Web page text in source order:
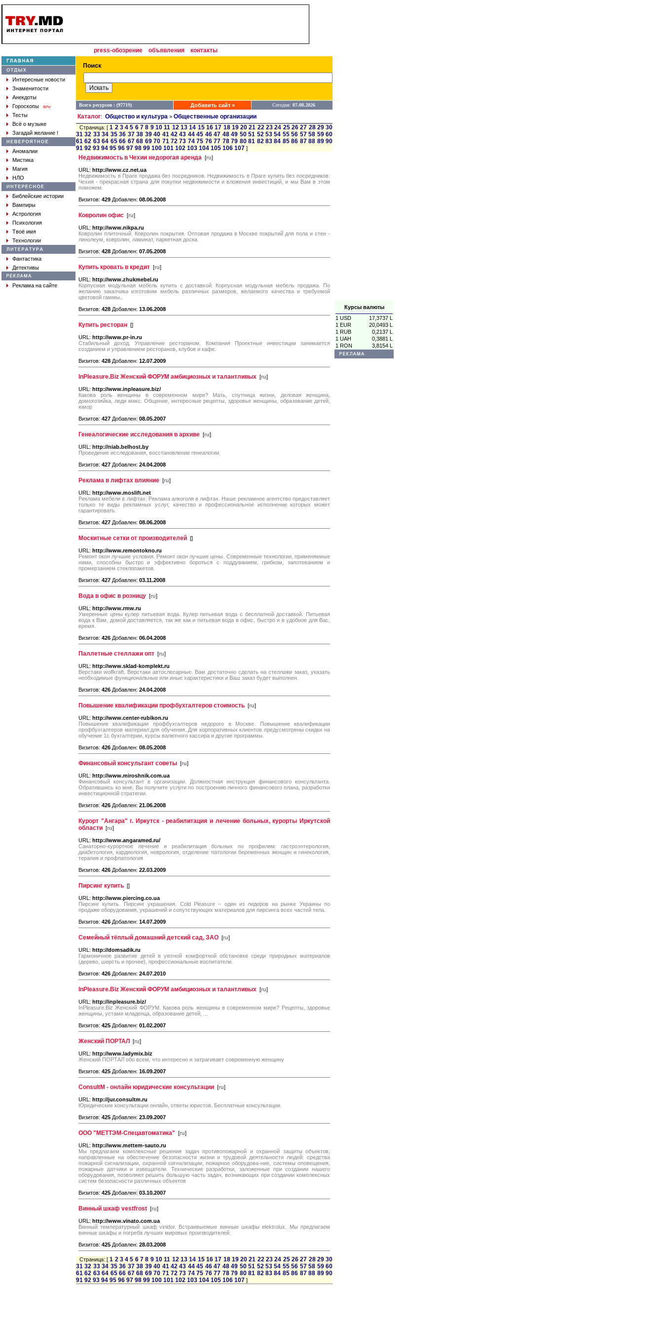
Курсы валюты
1 USD
17,3737 L
1 EUR
20,0493 L
1 RUB
0,2137 L
1 UAH
0,3881 L
1 RON
3,8154 L
press-обозрение объявления контакты
Интересные новости
Знаменитости
Анекдоты
Гороскопы
new
Тесты
Всё о музыке
Загадай желание !
Аномалии
Мистика
Магия
НЛО
Библейские истории
Вампиры
Астрология
Психология
Твоё имя
Технологии
Фантастика
Детективы
Реклама на сайте
Всего ресурсов : (97719) Добавить сайт » Сегодня: 07.08.2026
Каталог: Общество и культура > Общественные организации
Страница: [1 2 3 4 5 6 7 8 9 10 11 12 13 14 15 16 17 18 19 20 21 22 23 24 25 26 27 28 29 30
31 32 33 34 35 36 37 38 39 40 41 42 43 44 45 46 47 48 49 50 51 52 53 54 55 56 57 58 59 60
61 62 63 64 65 66 67 68 69 70 71 72 73 74 75 76 77 78 79 80 81 82 83 84 85 86 87 88 89 90
91 92 93 94 95 96 97 98 99 100 101 102 103 104 105 106 107 ]
Недвижимость в Чехии недорогая аренда [ru]
URL: http://www.cz.net.ua
Недвижимость в Праге продажа без посредников. Недвижимость в Праге купить без посредников.
Чехия - прекрасная страна для покупки недвижимости и вложения инвестиций, и мы Вам в этом
поможем.
Визитов: 429 Добавлен: 08.06.2008
Ковролин офис [ru]
URL: http://www.nikpa.ru
Ковролин плиточный. Ковролин покрытия. Оптовая продажа в Москве покрытий для пола и стен -
линолеум, ковролин, ламинат, паркетная доска.
Визитов: 428 Добавлен: 07.05.2008
Купить кровать в кредит [ru]
URL: http://www.zhukmebel.ru
Корпусная модульная мебель купить с доставкой. Корпусная модульная мебель продажа. По
желанию заказчика изготовим мебель различных размеров, желаемого качества и требуемой
цветовой гаммы..
Визитов: 428 Добавлен: 13.06.2008
Купить ресторан []
URL: http://www.pr-in.ru
Стабильный доход. Управление рестораном. Компания Проектные инвестиции занимается
созданием и управлением ресторанов, клубов и кафе.
Визитов: 428 Добавлен: 12.07.2009
InPleasure.Biz Женский ФОРУМ амбициозных и талантливых [ru]
URL: http://www.inpleasure.biz/
Какова роль женщины в современном мире? Мать, спутница жизни, деловая женщина,
домохозяйка, леди микс. Общение, интересные рецепты, здоровье женщины, образование детей,
юмор
Визитов: 427 Добавлен: 08.05.2007
Генеалогические исследования в архиве [ru]
URL: http://niab.belhost.by
Проведение исследования, восстановление генеалогии.
Визитов: 427 Добавлен: 24.04.2008
Реклама в лифтах влияние [ru]
URL: http://www.moslift.net
Реклама мебели в лифтах. Реклама алкоголя в лифтах. Наше рекламное агентство предоставляет
только те виды рекламных услуг, качество и профессиональное исполнение которых может
гарантировать.
Визитов: 427 Добавлен: 08.06.2008
Москитные сетки от производителей []
URL: http://www.remontokno.ru
Ремонт окон лучшие условия. Ремонт окон лучшие цены. Современные технологии, применяемые
нами, способны быстро и эффективно бороться с поддуванием, грибком, запотеванием и
промерзанием стеклопакетов.
Визитов: 427 Добавлен: 03.11.2008
Вода в офис в розницу [ru]
URL: http://www.rmw.ru
Умеренные цены кулер питьевая вода. Кулер питьевая вода с бесплатной доставкой. Питьевая
вода к Вам, домой доставляется, так же как и питьевая вода в офис, быстро и в удобное для Вас,
время.
Визитов: 426 Добавлен: 06.04.2008
Паллетные стеллажи опт [ru]
URL: http://www.sklad-komplekt.ru
Верстаки wolfkraft. Верстаки автослесарные. Вам достаточно сделать на стеллажи заказ, указать
необходимые функциональные или иные характеристики и Ваш заказ будет выполнен.
Визитов: 426 Добавлен: 24.04.2008
Повышение квалификации профбухгалтеров стоимость [ru]
URL: http://www.center-rubikon.ru
Повышение квалификации профбухгалтеров недорого в Москве. Повышение квалификации
профбухгалтеров материал для обучения. Для корпоративных клиентов предусмотрены скидки на
обучение 1с бухгалтерии, курсы валютного кассира и другие программы.
Визитов: 426 Добавлен: 08.05.2008
Финансовый консультант советы [ru]
URL: http://www.miroshnik.com.ua
Финансовый консультант в организации. Должностная инструкция финансового консультанта.
Обратившись ко мне, Вы получите услуги по построению личного финансового плана, разработки
инвестиционной стратегии.
Визитов: 426 Добавлен: 21.06.2008
Курорт "Ангара" г. Иркутск - реабилитация и лечение больных, курорты Иркутской
области [ru]
URL: http://www.angaramed.ru/
Cанаторно-курортное лечение и реабилитация больных по профилям: гастроэнтерология,
диабетология, кардиология, неврология, отделение патологии беременных женщин и гинекология,
терапия и профпатология
Визитов: 426 Добавлен: 22.03.2009
Пирсинг купить []
URL: http://www.piercing.co.ua
Пирсинг купить. Пирсинг украшения. Cold Pleasure – один из лидеров на рынке Украины по
продаже оборудования, украшений и сопутствующих материалов для пирсинга всех частей тела.
Визитов: 426 Добавлен: 14.07.2009
Семейный тёплый домашний детский сад, ЗАО [ru]
URL: http://domsadik.ru
Гармоничное развитие детей в уютной комфортной обстановке среди природных материалов
(дерево, шерсть и прочее), профессиональные воспитатели.
Визитов: 426 Добавлен: 24.07.2010
InPleasure.Biz Женский ФОРУМ амбициозных и талантливых [ru]
URL: http://inpleasure.biz/
InPleasure.Biz Женский ФОРУМ. Какова роль женщины в современном мире? Рецепты, здоровье
женщины, устами младенца, образование детей, ...
Визитов: 425 Добавлен: 01.02.2007
Женский ПОРТАЛ [ru]
URL: http://www.ladymix.biz
Женский ПОРТАЛ обо всем, что интересно и затрагивает современную женщину
Визитов: 425 Добавлен: 16.09.2007
ConsultM - онлайн юридические консультации [ru]
URL: http://jur.consultm.ru
Юридические консультации онлайн, ответы юристов. Бесплатные консультации.
Визитов: 425 Добавлен: 23.09.2007
ООО "МЕТТЭМ-Спецавтоматика" [ru]
URL: http://www.mettem-sauto.ru
Мы предлагаем комплексные решения задач противопожарной и охранной защиты объектов,
направленные на обеспечение безопасности жизни и трудовой деятельности людей: средства
пожарной сигнализации, охранной сигнализации, пожарное оборудова-ние, системы оповещения,
пожарные датчики и извещатели. Технические разработки, заложенные при создании нашего
оборудования, позволяют решить большую часть задач, возникающих при создании комплексных
систем безопасности различных объектов
Визитов: 425 Добавлен: 03.10.2007
Винный шкаф vestfrost [ru]
URL: http://www.vinato.com.ua
Винный температурный шкаф vinidor. Встраивыемые винные шкафы elektrolux. Мы предлагаем
винные шкафы и погреба лучших мировых производителей.
Визитов: 425 Добавлен: 28.03.2008
Страница: [1 2 3 4 5 6 7 8 9 10 11 12 13 14 15 16 17 18 19 20 21 22 23 24 25 26 27 28 29 30
31 32 33 34 35 36 37 38 39 40 41 42 43 44 45 46 47 48 49 50 51 52 53 54 55 56 57 58 59 60
61 62 63 64 65 66 67 68 69 70 71 72 73 74 75 76 77 78 79 80 81 82 83 84 85 86 87 88 89 90
91 92 93 94 95 96 97 98 99 100 101 102 103 104 105 106 107 ]